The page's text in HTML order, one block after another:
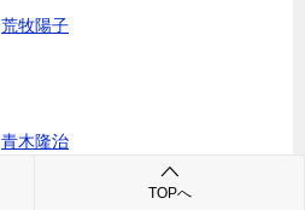
荒牧陽子
青木隆治
TOPへ